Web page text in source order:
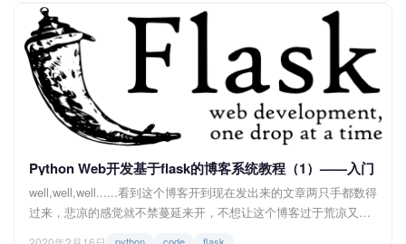
src="https://img.felixlee.cn/blo...
Python Web开发基于flask的博客系统教程（1）——入门
well,well,well......看到这个博客开到现在发出来的文章两只手都数得
过来，悲凉的感觉就不禁蔓延来开，不想让这个博客过于荒凉又想